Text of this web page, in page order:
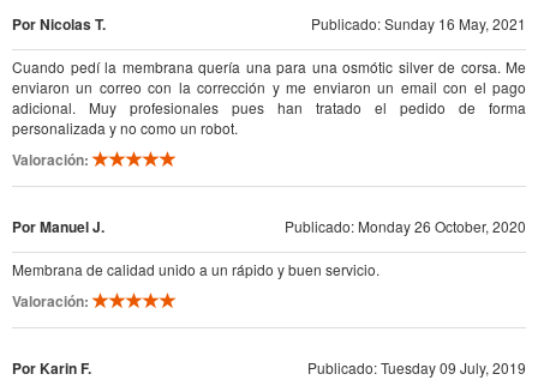
Por Nicolas T. Publicado: Sunday 16 May, 2021
Cuando pedí la membrana quería una para una osmótic silver de corsa. Me
enviaron un correo con la corrección y me enviaron un email con el pago
adicional. Muy profesionales pues han tratado el pedido de forma
personalizada y no como un robot.
Valoración:
Por Manuel J. Publicado: Monday 26 October, 2020
Membrana de calidad unido a un rápido y buen servicio.
Valoración:
Por Karin F. Publicado: Tuesday 09 July, 2019